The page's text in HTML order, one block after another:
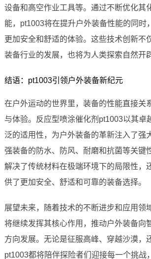
设备和高空作业工具等。通过不断优化其
能，pt1003将在提升户外装备性能的同时
更加安全和舒适的体验。这些技术创新不
装备行业的发展，也将为人类探索自然开
结语：pt1003引领户外装备新纪元
在户外运动的世界里，装备的性能直接关
与体验。反应型喷涂催化剂pt1003以其卓
泛的适用性，为户外装备的革新注入了强
强装备的防水、防风、耐磨和抗菌等关键
解决了传统材料在极端环境下的局限性，
供了更加安全、舒适和可靠的装备选择。
展望未来，随着技术的不断进步和应用领
将继续发挥其核心作用，推动户外装备向
方向发展。无论是征服高峰、穿越沙漠，
pt1003都将陪伴探险者们迎接每一个挑战